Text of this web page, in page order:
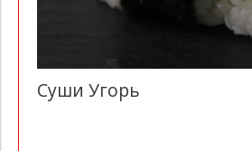
Суши Угорь